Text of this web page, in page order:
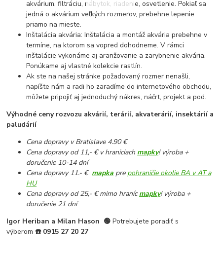
akvárium, filtráciu, nábytok, riadenie, osvetlenie. Pokiaľ sa
jedná o akvárium veľkých rozmerov, prebehne lepenie
priamo na mieste.
Inštalácia akvária: Inštalácia a montáž akvária prebehne v
termíne, na ktorom sa vopred dohodneme. V rámci
inštalácie vykonáme aj aranžovanie a zarybnenie akvária.
Ponúkame aj vlastné kolekcie rastlín.
Ak ste na našej stránke požadovaný rozmer nenašli,
napíšte nám a radi ho zaradíme do internetového obchodu,
môžete pripojiť aj jednoduchý nákres, náčrt, projekt a pod.
Výhodné ceny rozvozu akvárií, terárií, akvaterárií, insektárií a
paludárií
Cena dopravy v Bratislave 4.90 €
Cena dopravy od 11,- € v hraniciach mapky! výroba +
doručenie 10-14 dní
Cena dopravy 11.- € mapka pre pohraničie okolie BA v AT a
HU
Cena dopravy od 25,- € mimo hranícmapky! výroba +
doručenie 21 dní
Igor Heriban a Milan Hason 🟢Potrebujete poradiť s
výberom ☎️ 0915 27 20 27